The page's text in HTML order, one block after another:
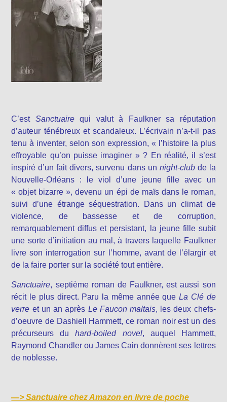
C’est Sanctuairequi valut à Faulkner sa réputation
d’auteur ténébreux et scandaleux. L’écrivain n’a-t-il pas
tenu à inventer, selon son expression, « l’histoire la plus
effroyable qu’on puisse imaginer » ? En réalité, il s’est
inspiré d’un fait divers, survenu dans un night-clubde la
Nouvelle-Orléans : le viol d’une jeune fille avec un
« objet bizarre », devenu un épi de maïs dans le roman,
suivi d’une étrange séquestration. Dans un climat de
violence, de bassesse et de corruption,
remarquablement diffus et persistant, la jeune fille subit
une sorte d’initiation au mal, à travers laquelle Faulkner
livre son interrogation sur l’homme, avant de l’élargir et
de la faire porter sur la société tout entière.
Sanctuaire, septième roman de Faulkner, est aussi son
récit le plus direct. Paru la même année queLa Clé de
verre et un an après Le Faucon maltais, les deux chefs-
d’oeuvre de Dashiell Hammett, ce roman noir est un des
précurseurs duhard-boiled novel, auquel Hammett,
Raymond Chandler ou James Cain donnèrent ses lettres
de noblesse.
—>Sanctuaire chez Amazon en livre de poche